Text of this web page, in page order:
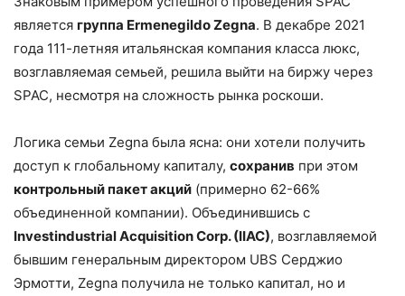
является группа Ermenegildo Zegna. В декабре 2021
года 111-летняя итальянская компания класса люкс,
возглавляемая семьей, решила выйти на биржу через
SPAC, несмотря на сложность рынка роскоши.
Логика семьи Zegna была ясна: они хотели получить
доступ к глобальному капиталу, сохранив при этом
контрольный пакет акций (примерно 62-66%
объединенной компании). Объединившись с
Investindustrial Acquisition Corp. (IIAC), возглавляемой
бывшим генеральным директором UBS Серджио
Эрмотти, Zegna получила не только капитал, но и